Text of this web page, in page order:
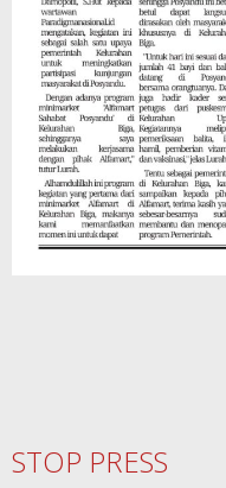
STOP PRESS